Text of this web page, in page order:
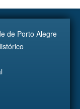
de Porto Alegre